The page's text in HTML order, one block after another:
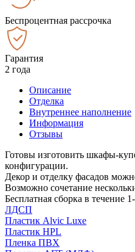
Беспроцентная рассрочка
Гарантия
2 года
Описание
Отделка
Внутреннее наполнение
Информация
Отзывы
Готовы изготовить шкафы-
конфигурации.
Декор и отделку фасадов
Возможно сочетание
Бесплатная сборка в течение
ЛДСП
Пластик Alvic Luxe
Пластик HPL
Пленка ПВХ